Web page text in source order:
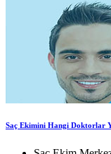
Saç Ekimini Hangi Doktorlar